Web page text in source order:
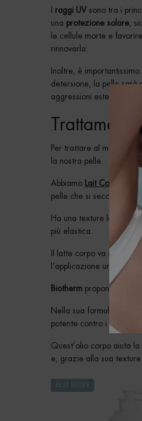
raggi UV sono tra i
una protezione solare,
le cellule morte e
rinnovarla.
Inoltre, è
detersione, la pelle sarà
aggressioni esterne e
Per trattare al meglio le
la nostra pelle.
Abbiamo Lait Corporel
pelle che si secca,
Ha una texture leggera,
più elastica.
Il latte corpo va
l’applicazione un
Biotherm propone anche
Nella sua formula,
potente contro i segni
Quest’olio corpo aiuta
e, grazie alla sua
BEST SELLER